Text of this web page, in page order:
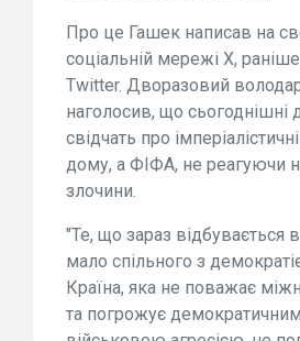
Про це Гашек написав на
соціальній мережі Х,
Twitter. Дворазовий
наголосив, що сьогоднішні
свідчать про
дому, а ФІФА, не реагуючи
злочини.
"Те, що зараз відбувається
мало спільного з
Країна, яка не поважає
та погрожує